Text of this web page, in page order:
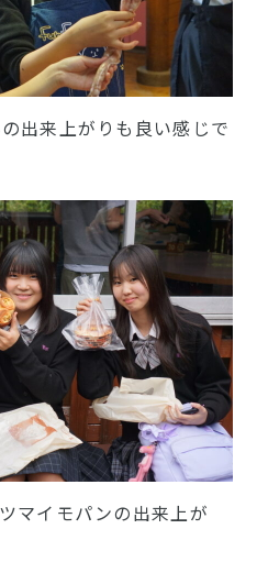
出来上がりも良い感じで
マイモパンの出来上が